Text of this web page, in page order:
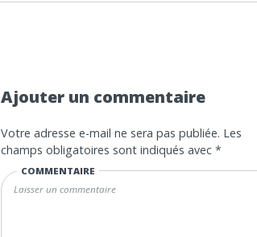
Ajouter un commentaire
Votre adresse e-mail ne sera pas publiée. Les
champs obligatoires sont indiqués avec*
COMMENTAIRE